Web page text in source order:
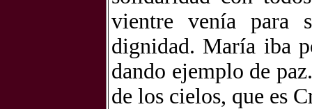
vientre venía para
dignidad. María iba
dando ejemplo de
de los cielos, que es